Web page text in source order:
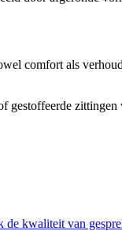
comfort als
gestoffeerde
kwaliteit van